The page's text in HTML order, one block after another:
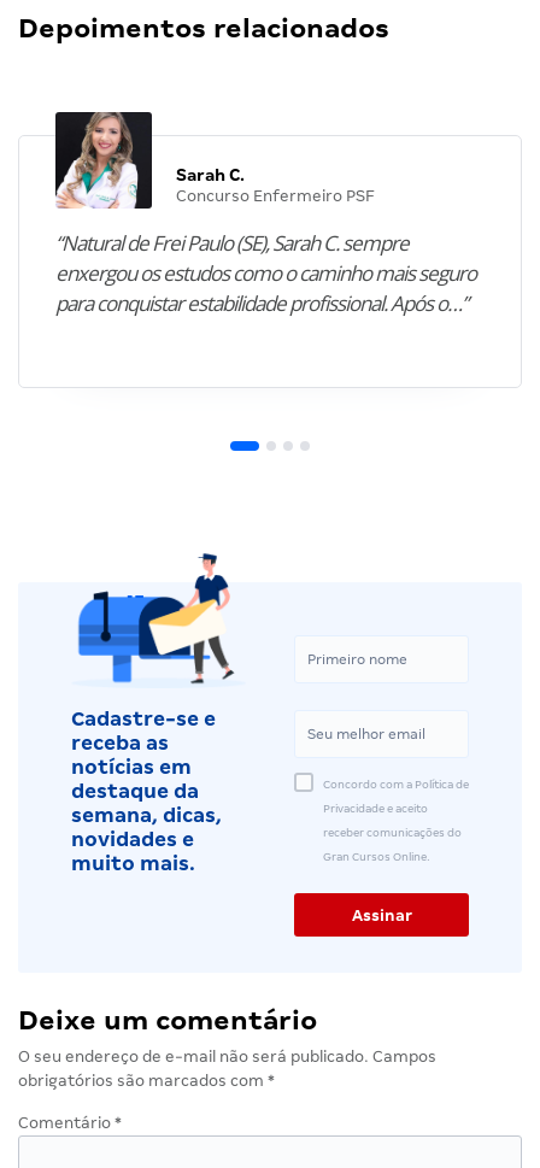
Depoimentos relacionados
Sarah C.
Concurso Enfermeiro PSF
“Natural de Frei Paulo (SE), Sarah C. sempre
enxergou os estudos como o caminho mais seguro
para conquistar estabilidade profissional. Após o…”
Cadastre-se e
receba as
notícias em
destaque da
semana, dicas,
novidades e
muito mais.
Concordo com a Política de
Privacidade e aceito
receber comunicações do
Gran Cursos Online.
Deixe um comentário
O seu endereço de e-mail não será publicado. Campos
obrigatórios são marcados com *
Comentário *